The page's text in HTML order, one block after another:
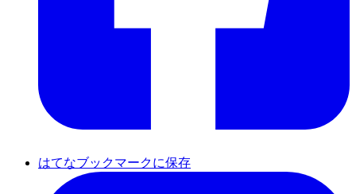
はてなブックマークに保存